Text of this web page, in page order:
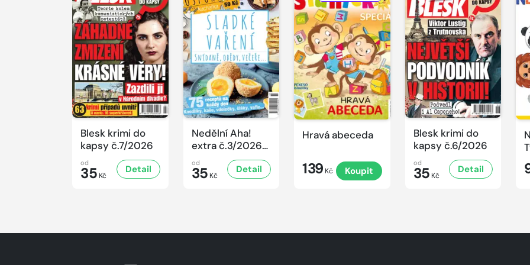
Blesk krimi do
kapsy č.7/2026
od
35 Kč
Detail
Nedělní Aha!
extra č.3/2026
Úsporná
kuchařka -
Sladké vaření
od
35 Kč
Detail
Hravá abeceda
139 Kč Koupit
Blesk krimi do
kapsy č.6/2026
od
35 Kč
Detail